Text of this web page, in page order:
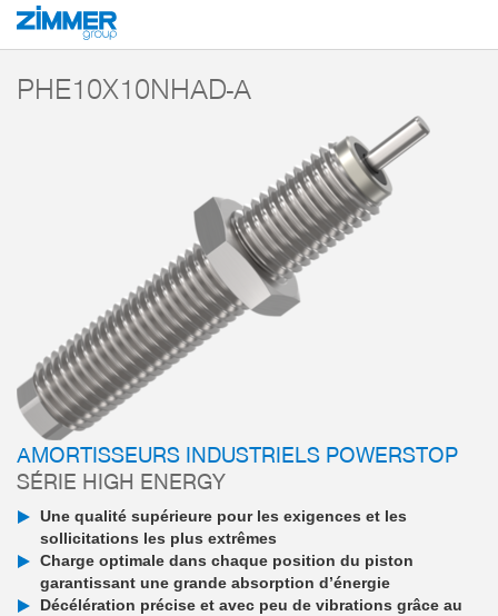
Démarrage Produits
PHE10X10NHAD-A
AMORTISSEURS INDUSTRIELS POWERSTOP
SÉRIE HIGH ENERGY
Une qualité supérieure pour les exigences et les
sollicitations les plus extrêmes
Charge optimale dans chaque position du piston
garantissant une grande absorption d’énergie
Décélération précise et avec peu de vibrations grâce au